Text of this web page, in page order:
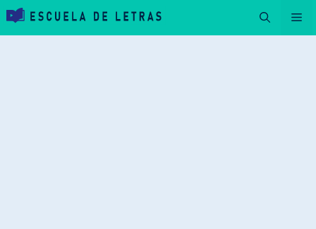
Saltar